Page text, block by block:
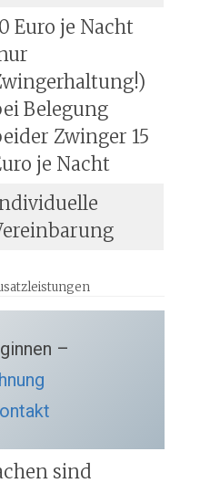
Euro je Nacht
Belegung
Zwinger 15
je Nacht
–
sind